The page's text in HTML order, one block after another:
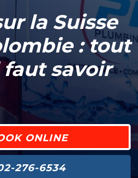
la Suisse
: tout
faut savoir
ONLINE
276-6534